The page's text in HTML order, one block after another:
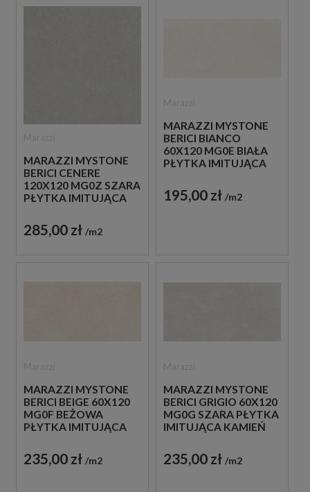
MARAZZI MYSTONE
BERICI CENERE
120X120 MG0Z SZARA
PŁYTKA IMITUJĄCA
285,00 zł m2
MARAZZI MYSTONE
BERICI BIANCO
60X120 MG0E BIAŁA
PŁYTKA IMITUJĄCA
195,00 zł m2
MARAZZI MYSTONE
BERICI BEIGE 60X120
MG0F BEŻOWA
PŁYTKA IMITUJĄCA
235,00 zł m2
MARAZZI MYSTONE
BERICI GRIGIO 60X120
MG0G SZARA PŁYTKA
IMITUJĄCA KAMIEŃ
235,00 zł m2